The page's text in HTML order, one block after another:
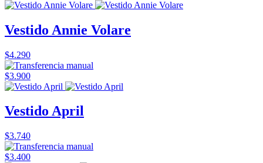
Vestido Annie Volare
$4.290
$3.900
Vestido April
$3.740
$3.400